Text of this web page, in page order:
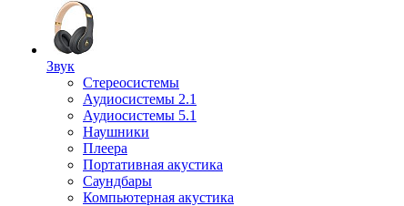
Звук
Стереосистемы
Аудиосистемы 2.1
Аудиосистемы 5.1
Наушники
Плеера
Портативная акустика
Саундбары
Компьютерная акустика